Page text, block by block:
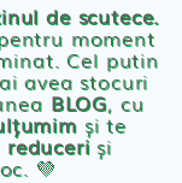
de scutece.
moment
Cel putin
avea stocuri
BLOG, cu
și te
și
💛